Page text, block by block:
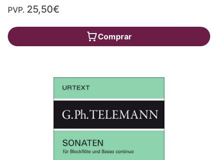
PVP. 25,50€
Comprar